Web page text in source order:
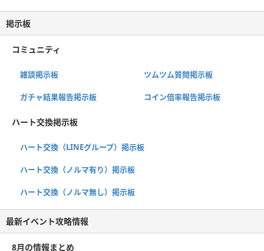
掲示板
コミュニティ
雑談掲示板 ツムツム質問掲示板
ガチャ結果報告掲示板 コイン倍率報告掲示板
ハート交換掲示板
ハート交換（LINEグループ）掲示板
ハート交換（ノルマ有り）掲示板
ハート交換（ノルマ無し）掲示板
最新イベント攻略情報
8月の情報まとめ